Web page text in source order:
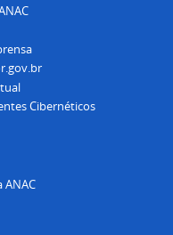
Cibernéticos
ANAC